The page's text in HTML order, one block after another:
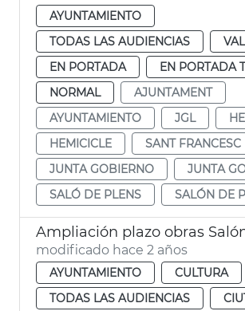
AYUNTAMIENTO
TODAS LAS AUDIENCIAS
EN PORTADA
EN PORTADA
NORMAL
AJUNTAMENT
AYUNTAMIENTO
JGL
HEMICICLE
SANT FRANCESC
JUNTA GOBIERNO
JUNTA
SALÓ DE PLENS
SALÓN DE
Ampliación plazo obras
modificado hace 2 años
AYUNTAMIENTO
CULTURA
TODAS LAS AUDIENCIAS